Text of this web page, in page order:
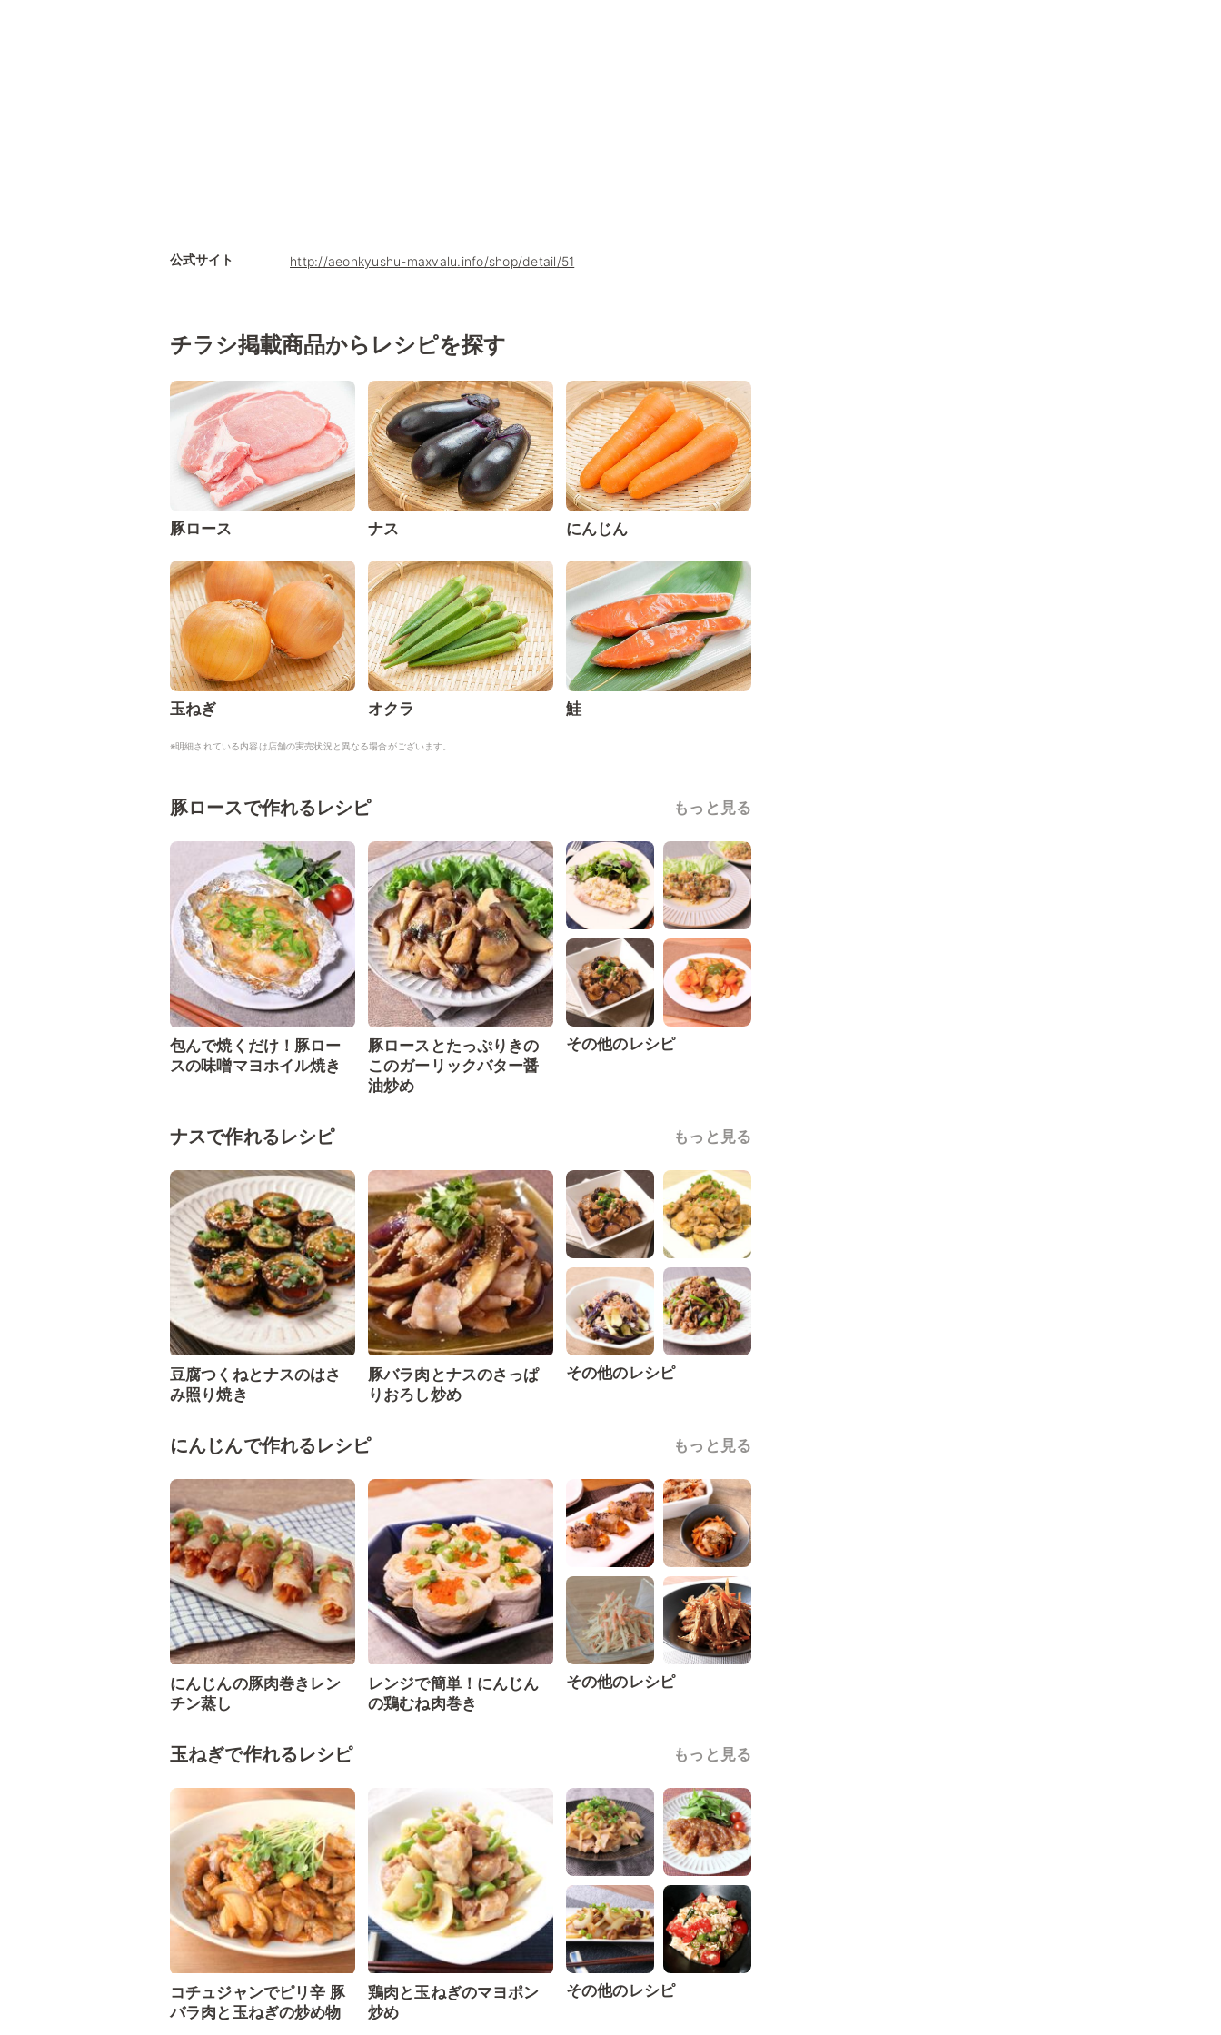
公式サイト http://aeonkyushu-maxvalu.info/shop/detail/51
チラシ掲載商品からレシピを探す
豚ロース ナス にんじん
玉ねぎ オクラ 鮭
※明細されている内容は店舗の実売状況と異なる場合がございます。
豚ロースで作れるレシピ もっと見る
包んで焼くだけ！豚ロー
スの味噌マヨホイル焼き
豚ロースとたっぷりきの
このガーリックバター醤
油炒め
その他のレシピ
ナスで作れるレシピ もっと見る
豆腐つくねとナスのはさ
み照り焼き
豚バラ肉とナスのさっぱ
りおろし炒め
その他のレシピ
にんじんで作れるレシピ もっと見る
にんじんの豚肉巻きレン
チン蒸し
レンジで簡単！にんじん
の鶏むね肉巻き
その他のレシピ
玉ねぎで作れるレシピ もっと見る
コチュジャンでピリ辛 豚
バラ肉と玉ねぎの炒め物
鶏肉と玉ねぎのマヨポン
炒め
その他のレシピ